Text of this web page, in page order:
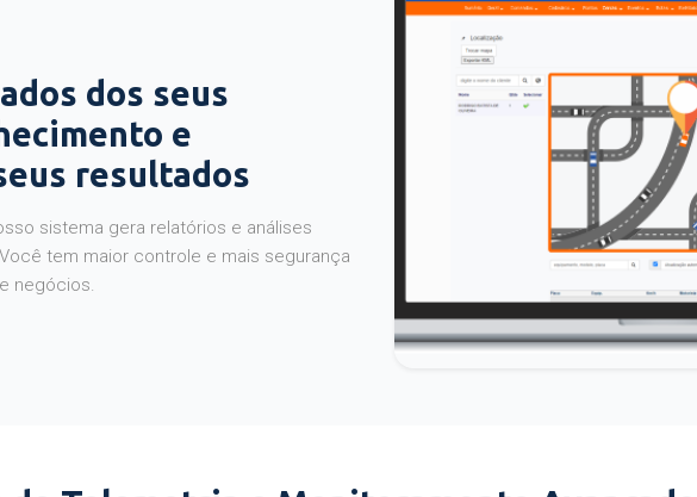
dos seus
e
resultados
sistema gera relatórios e análises
tem maior controle e mais segurança
negócios.